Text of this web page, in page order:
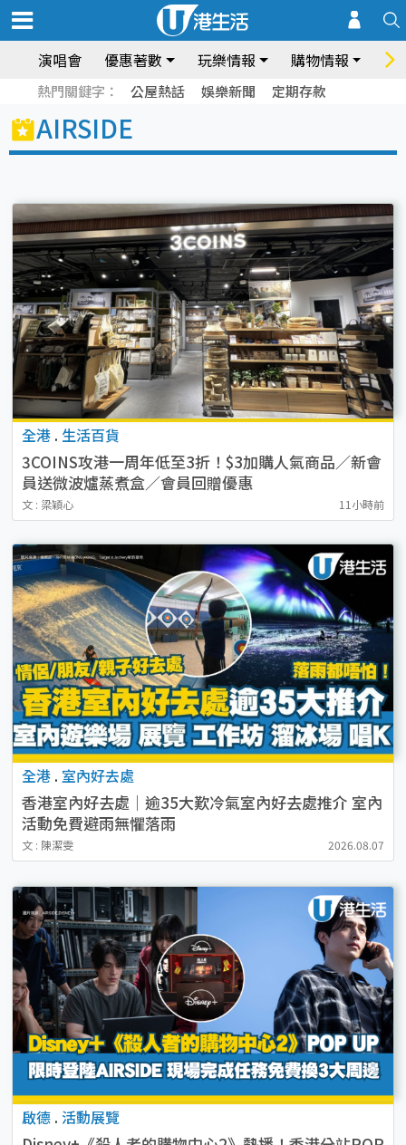
演唱會 優惠著數 玩樂情報 購物情報 飲
熱門關鍵字： 公屋熱話 娛樂新聞 定期存款
AIRSIDE
全港 . 生活百貨
3COINS攻港一周年低至3折！$3加購人氣商品／新會
員送微波爐蒸煮盒／會員回贈優惠
文 : 梁穎心 11小時前
全港 . 室內好去處
香港室內好去處｜逾35大歎冷氣室內好去處推介 室內
活動免費避雨無懼落雨
文 : 陳潔雯 2026.08.07
啟德 . 活動展覽